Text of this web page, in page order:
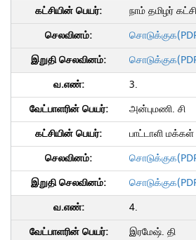
நாம் தமிழர் கட்சி
3.
அன்புமணி. சி
பாட்டாளி மக்கள்
4.
இரமேஷ். தி